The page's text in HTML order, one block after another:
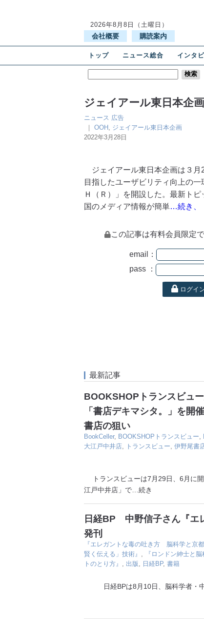
2026年8月8日（土曜日）
会社概要 購読案内
トップ ニュース総合 インタ
ジェイアール東日本企
ニュース 広告
｜ OOH , ジェイアール東日本企画
2022年3月28日
ジェイアール東日本企画は３月
目指したユーザビリティ向上の
Ｈ（Ｒ）」を開設した。最新ト
国のメディア情報が簡単…続き、
この記事は有料会員限定
email：
pass ：
ログイ
最新記事
BOOKSHOPトランスビュ
「書店デキマシタ。」を開
書店の狙い
BookCeller, BOOKSHOPトランスビュー
大江戸中井店
トランスビュー 伊野尾書
トランスビューは7月29日、6月に
江戸中井店」で …続き
日経BP 中野信子さん『エ
発刊
『エレガントな毒の吐き方 脳科学と京
賢く伝える」技術』
『ロンドン紳士と
トのとり方』
出版 日経BP, 書籍
日経BPは8月10日、脳科学者・中